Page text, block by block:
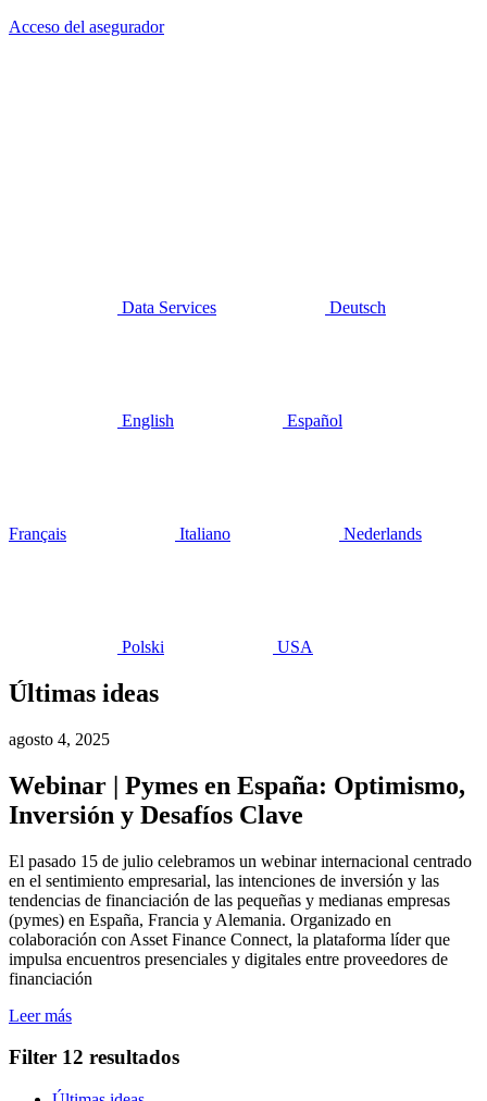
Acceso del asegurador
Data Services Deutsch
English Español
Français Italiano Nederlands
Polski USA
Últimas ideas
agosto 4, 2025
Webinar | Pymes en España: Optimismo,
Inversión y Desafíos Clave
El pasado 15 de julio celebramos un webinar internacional centrado
en el sentimiento empresarial, las intenciones de inversión y las
tendencias de financiación de las pequeñas y medianas empresas
(pymes) en España, Francia y Alemania. Organizado en
colaboración con Asset Finance Connect, la plataforma líder que
impulsa encuentros presenciales y digitales entre proveedores de
financiación
Leer más
Filter 12 resultados